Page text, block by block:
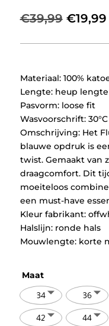
€39,99
was:
€19,99
Materiaal: 100%
Lengte: heup lengte
Pasvorm: loose fit
Wasvoorschrift:
Omschrijving: Het
blauwe opdruk is
twist. Gemaakt van
draagcomfort. Dit
moeiteloos
een must-have
Kleur fabrikant:
Halslijn: ronde hals
Mouwlengte: korte
Maat
34 36
42
44